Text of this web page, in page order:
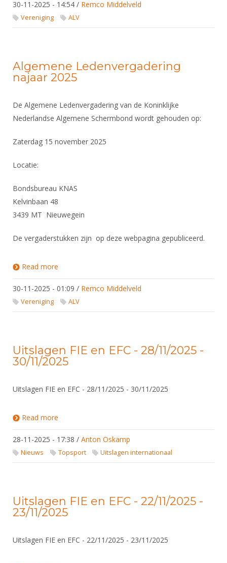
Website
Gebruiksvoorwaarden
Historie
Organisatie
Bestuur
Ereleden
Leden van Verdiensten
Vacatures
Contact
Medewerkers
Samenwerking
Formulieren
Verenigingsondersteuning
Witte Vlekkenplan
Oprichting Vereniging
Ranglijsten
Materiaal
Rolstoelschermen
NK's
JPT
JEC
Nieuws
Aanvragen van scheidsrechters
Scheidsrechterslijst
Verwerk wedstrijduitslagen
NK organiseren
Geschiedenis van het schermen
DBT
FBT
Atletencommissie
Internationale Titeltoernooien
Brassardsysteem
Nieuws
Nationale opleidingen
Opleidingen
Voor scheidsrechters
Scheidsrechterslijst
Scheidsrechter Documentatie
Opleidingen
Archief
Infotheek
Touché
Nieuws
NK organiseren
30-11-2025 - 14:54 / Remco Middelveld
Vereniging ALV
Algemene Ledenvergadering
najaar 2025
De Algemene Ledenvergadering van de Koninklijke
Nederlandse Algemene Schermbond wordt gehouden op:
Zaterdag 15 november 2025
Locatie:
Bondsbureau KNAS
Kelvinbaan 48
3439 MT Nieuwegein
De vergaderstukken zijn op deze webpagina gepubliceerd.
Read more
30-11-2025 - 01:09 / Remco Middelveld
Vereniging ALV
Uitslagen FIE en EFC - 28/11/2025 -
30/11/2025
Uitslagen FIE en EFC - 28/11/2025 - 30/11/2025
Read more
28-11-2025 - 17:38 / Anton Oskamp
Nieuws Topsport Uitslagen internationaal
Uitslagen FIE en EFC - 22/11/2025 -
23/11/2025
Uitslagen FIE en EFC - 22/11/2025 - 23/11/2025